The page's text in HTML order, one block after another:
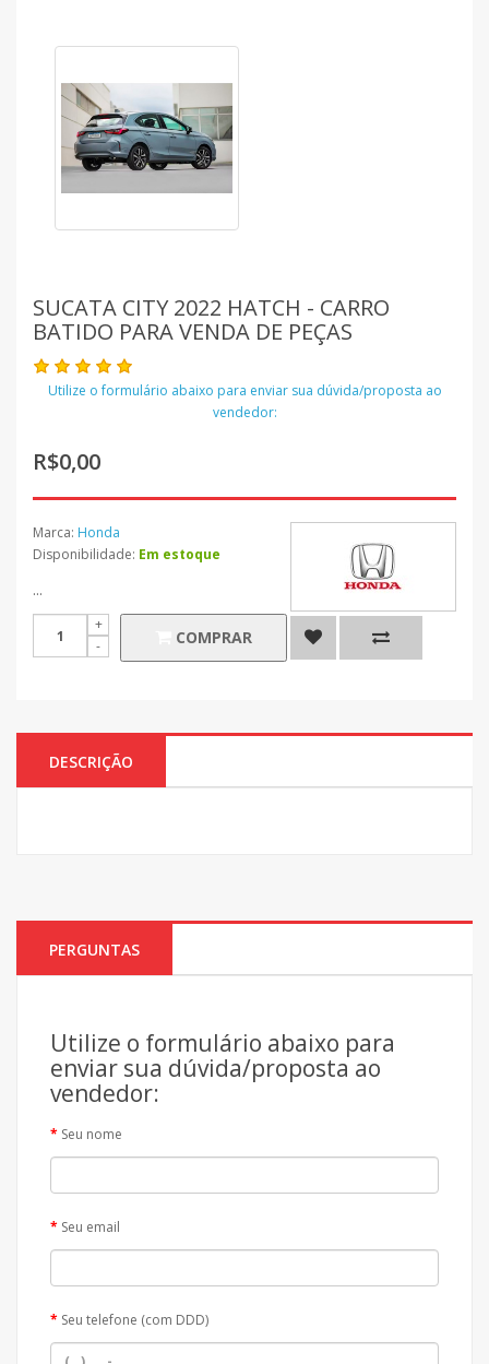
SUCATA CITY 2022 HATCH - CARRO
BATIDO PARA VENDA DE PEÇAS
Utilize o formulário abaixo para enviar sua dúvida/proposta ao
vendedor:
R$0,00
Marca: Honda
Disponibilidade: Em estoque
...
COMPRAR
DESCRIÇÃO
PERGUNTAS
Utilize o formulário abaixo para
enviar sua dúvida/proposta ao
vendedor:
Seu nome
Seu email
Seu telefone (com DDD)